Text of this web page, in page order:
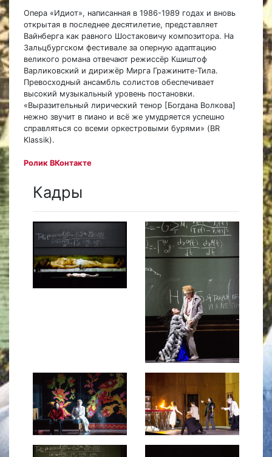
Опера «Идиот», написанная в 1986-1989 годах и вновь
открытая в последнее десятилетие, представляет
Вайнберга как равного Шостаковичу композитора. На
Зальцбургском фестивале за оперную адаптацию
великого романа отвечают режиссёр Кшиштоф
Варликовский и дирижёр Мирга Гражините-Тила.
Превосходный ансамбль солистов обеспечивает
высокий музыкальный уровень постановки.
«Выразительный лирический тенор [Богдана Волкова]
нежно звучит в пиано и всё же умудряется успешно
справляться со всеми оркестровыми бурями» (BR
Klassik).
Ролик ВКонтакте
Кадры